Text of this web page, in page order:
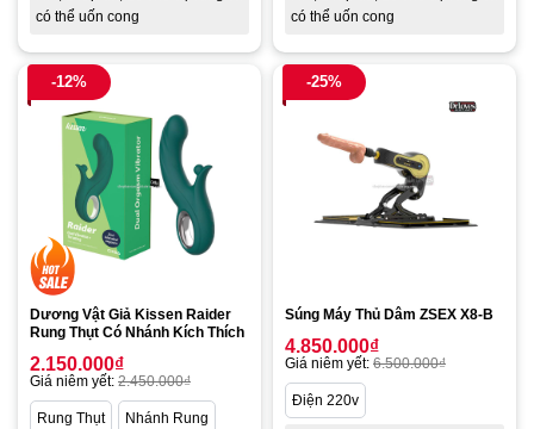
có thể uốn cong
có thể uốn cong
-12%
Dương Vật Giả Kissen Raider
Rung Thụt Có Nhánh Kích Thích
2.150.000₫
Giá niêm yết: 2.450.000₫
Rung Thụt Nhánh Rung
-25%
Súng Máy Thủ Dâm ZSEX X8-B
4.850.000₫
Giá niêm yết: 6.500.000₫
Điện 220v